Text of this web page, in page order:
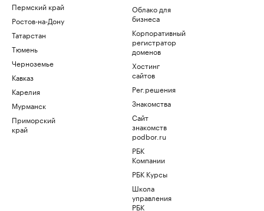
Пермский край
Ростов-на-Дону
Татарстан
Тюмень
Черноземье
Кавказ
Карелия
Мурманск
Приморский
край
Облако для
бизнеса
Корпоративный
регистратор
доменов
Хостинг
сайтов
Рег.решения
Знакомства
Сайт
знакомств
podbor.ru
РБК
Компании
РБК Курсы
Школа
управления
РБК